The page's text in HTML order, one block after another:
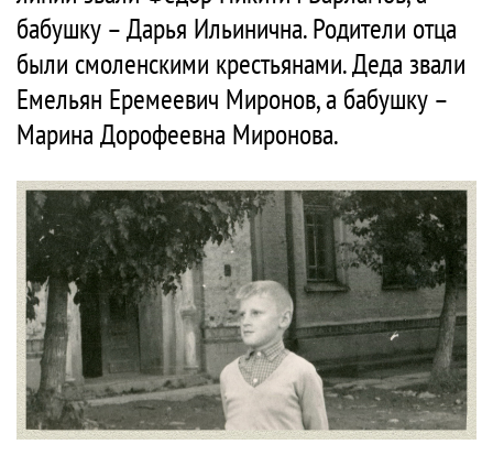
бабушку – Дарья Ильинична. Родители отца
были смоленскими крестьянами. Деда звали
Емельян Еремеевич Миронов, а бабушку –
Марина Дорофеевна Миронова.